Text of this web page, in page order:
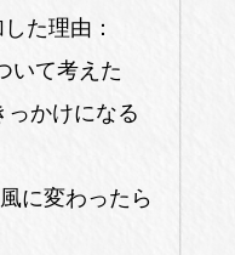
た理由：
いて考えた
っかけになる
に変わったら